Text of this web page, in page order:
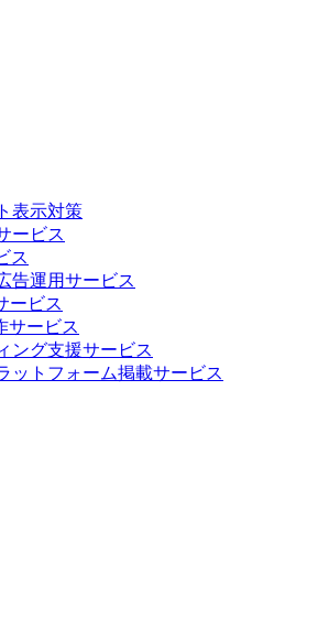
表示対策
ービス
ス
告運用サービス
ービス
サービス
ング支援サービス
ットフォーム掲載サービス